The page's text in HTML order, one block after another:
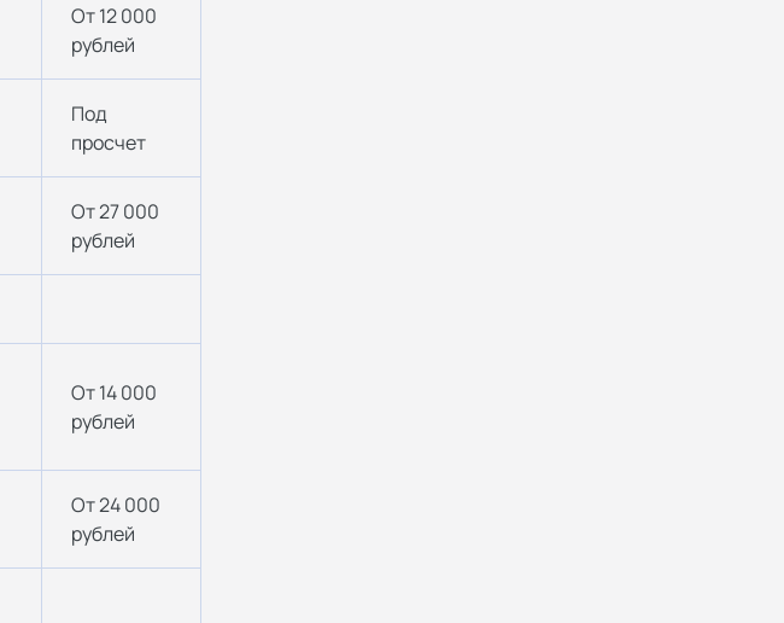
От 12 000
рублей
Под
просчет
От 27 000
рублей
От 14 000
рублей
От 24 000
рублей